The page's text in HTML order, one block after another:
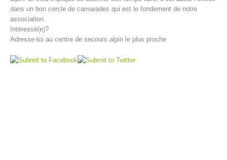
dans un bon cercle de camarades qui est le fondement de notre
association.
Intéressé(e)?
Adresse-toi au centre de secours alpin le plus proche